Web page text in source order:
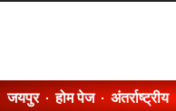
जयपुर होम पेज अंतर्राष्ट्रीय